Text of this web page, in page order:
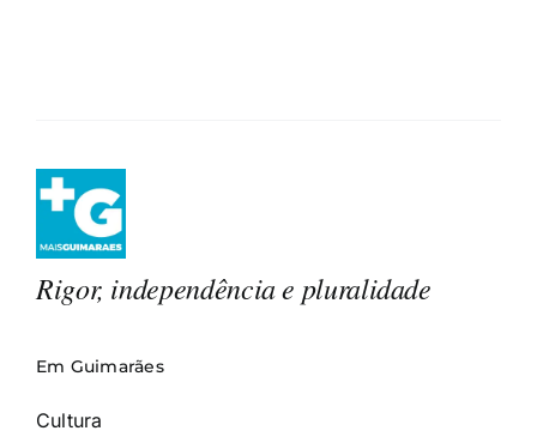
Rigor, independência e pluralidade
Em Guimarães
Cultura